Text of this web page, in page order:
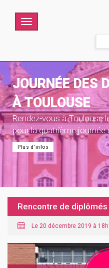
Menu
JOURNÉE DES
À TOULOUSE
Rendez-vous à Toulouse
pour la quatrième journée
Plus d'infos
Rencontre de diplômés
Le 20 décembre 2019 à